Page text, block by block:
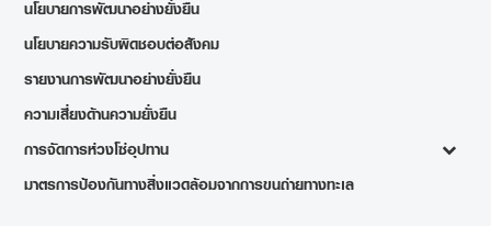
นโยบายการพัฒนาอย่างยั่งยืน
นโยบายความรับผิดชอบต่อสังคม
รายงานการพัฒนาอย่างยั่งยืน
ความเสี่ยงด้านความยั่งยืน
การจัดการห่วงโซ่อุปทาน
มาตรการป้องกันทางสิ่งแวดล้อมจากการขนถ่ายทางทะเล